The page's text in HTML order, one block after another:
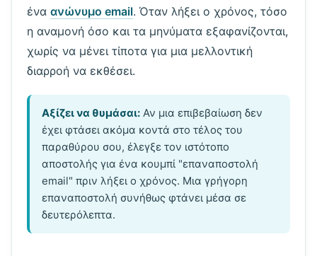
ένα ανώνυμο email. Όταν λήξει ο χρόνος, τόσο
η αναμονή όσο και τα μηνύματα εξαφανίζονται,
χωρίς να μένει τίποτα για μια μελλοντική
διαρροή να εκθέσει.
Αξίζει να θυμάσαι: Αν μια επιβεβαίωση δεν
έχει φτάσει ακόμα κοντά στο τέλος του
παραθύρου σου, έλεγξε τον ιστότοπο
αποστολής για ένα κουμπί "επαναποστολή
email" πριν λήξει ο χρόνος. Μια γρήγορη
επαναποστολή συνήθως φτάνει μέσα σε
δευτερόλεπτα.